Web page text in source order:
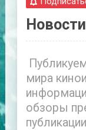
мира
обзоры